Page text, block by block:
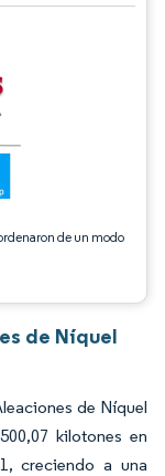
de un modo
según CC BY 4.0.
de Níquel
de Níquel
kilotones en
creciendo a una